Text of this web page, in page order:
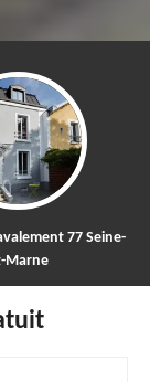
77 Seine-